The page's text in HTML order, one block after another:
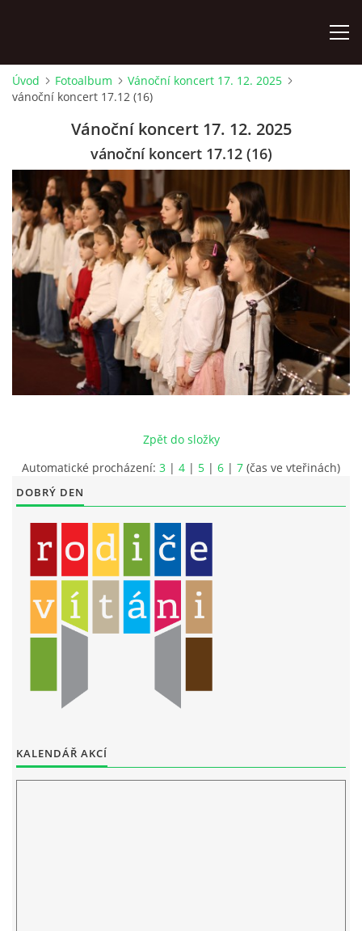
ÚVOD
ZAMĚSTNANCI
HUDEBNÍ OBOR
SOUBORY
VÝTVARNÝ OBOR
LITERÁRNĚ DRAMATICKÝ OBOR
DĚTSKÁ UMĚLECKÁ DÍLNA
PRAVIDLA PRO VEŘEJNÉ AKCE ZUŠ STAŇKOV
ÚSPĚCHY NAŠICH ŽÁKŮ
PŘIJÍMACÍ TALENTOVÉ ZKOUŠKY
ÚŘEDNÍ DESKA
PARTNEŘI ZUŠ STAŇKOV
Úvod Fotoalbum
Vánoční koncert 17. 12. 2025
vánoční koncert 17.12 (16)
Vánoční koncert 17. 12. 2025
vánoční koncert 17.12 (16)
Zpět do složky
Automatické procházení: 3 | 4 | 5 | 6 | 7 (čas ve vteřinách)
DOBRÝ DEN
KALENDÁŘ AKCÍ